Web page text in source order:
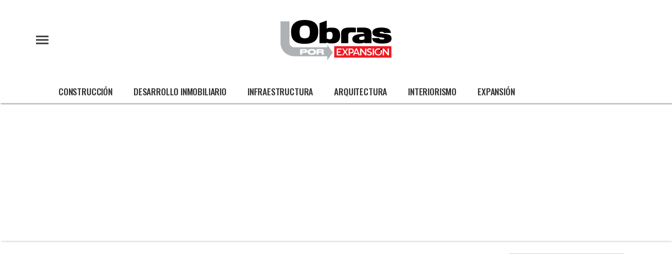
CONSTRUCCIÓN DESARROLLO INMOBILIARIO INFRAESTRUCTURA ARQUITECTURA INTERIORISMO EXPANSIÓN